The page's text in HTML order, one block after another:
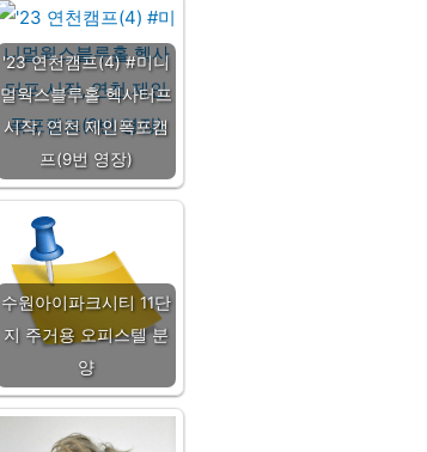
'23 연천캠프(4) #미니
멀웍스블루홀 헥사터프
시작, 연천 제인폭포캠
프(9번 영장)
수원아이파크시티 11단
지 주거용 오피스텔 분
양